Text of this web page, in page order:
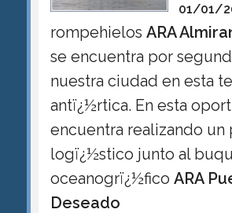
01/01/
rompehielos ARA
se encuentra por
nuestra ciudad en esta
antï¿½rtica. En esta
encuentra realizando un
logï¿½stico junto al
oceanogrï¿½fico ARA
Deseado